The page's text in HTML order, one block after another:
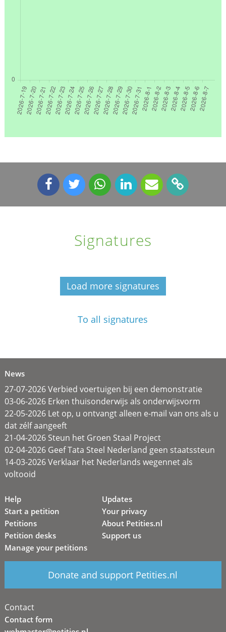
Signatures
Load more signatures
To all signatures
News
27-07-2026 Verbied voertuigen bij een demonstratie
03-06-2026 Erken thuisonderwijs als onderwijsvorm
22-05-2026 Let op, u ontvangt alleen e-mail van ons als u
dat zélf aangeeft
21-04-2026 Steun het Groen Staal Project
02-04-2026 Geef Tata Steel Nederland geen staatssteun
14-03-2026 Verklaar het Nederlands wegennet als
voltooid
Help
Start a petition
Petitions
Petition desks
Manage your petitions
Updates
Your privacy
About Petities.nl
Support us
Donate and support Petities.nl
Contact
Contact form